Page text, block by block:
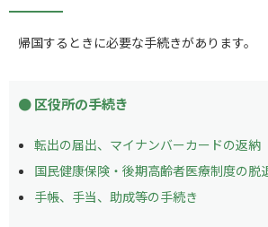
帰国するときに必要な手続きがあります。
区役所の手続き
転出の届出、マイナンバーカードの返納
国民健康保険・後期高齢者医療制度の脱
手帳、手当、助成等の手続き